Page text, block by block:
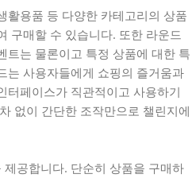
활용품 등 다양한 카테고리의 상품
구매할 수 있습니다. 또한 라운드
트는 물론이고 특정 상품에 대한 특
는 사용자들에게 쇼핑의 즐거움과
터페이스가 직관적이고 사용하기
없이 간단한 조작만으로 챌린지에
공합니다. 단순히 상품을 구매하